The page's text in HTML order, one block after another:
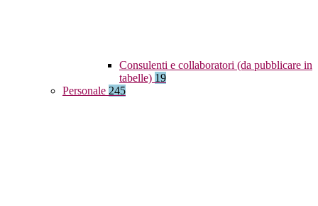
Consulenti e collaboratori (da pubblicare in
tabelle) 19
Personale 245